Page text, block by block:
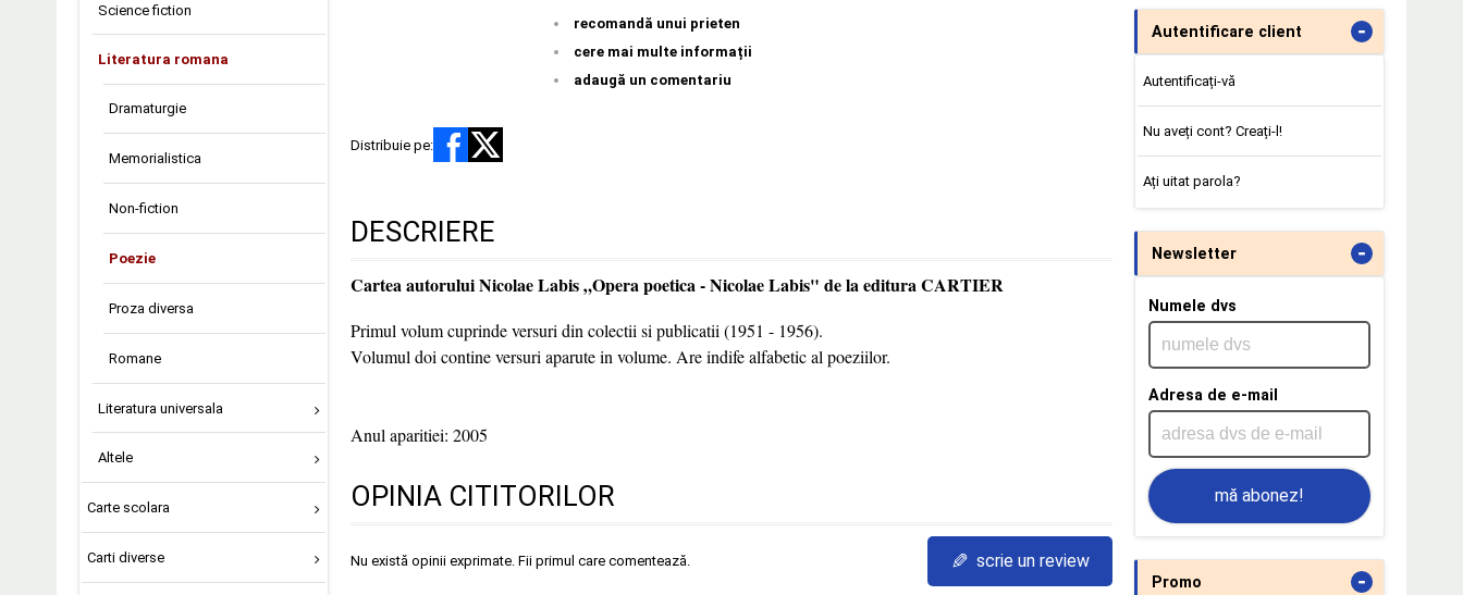
Science fiction
Literatura romana
Dramaturgie
Memorialistica
Non-fiction
Poezie
Proza diversa
Romane
Literatura universala
Altele
Carte scolara
Carti diverse
recomandă unui prieten
cere mai multe informații
adaugă un comentariu
Distribuie pe:
DESCRIERE
Cartea autorului Nicolae Labis „Opera poetica - Nicolae Labis" de la editura CARTIER
Primul volum cuprinde versuri din colectii si publicatii (1951 - 1956).
Volumul doi contine versuri aparute in volume. Are indife alfabetic al poeziilor.
Anul aparitiei: 2005
OPINIA CITITORILOR
Nu există opinii exprimate. Fii primul care comentează. ✎ scrie un review
Autentificare client -
Autentificați-vă
Nu aveți cont? Creați-l!
Ați uitat parola?
Newsletter -
Numele dvs
Adresa de e-mail
mă abonez!
Promo -